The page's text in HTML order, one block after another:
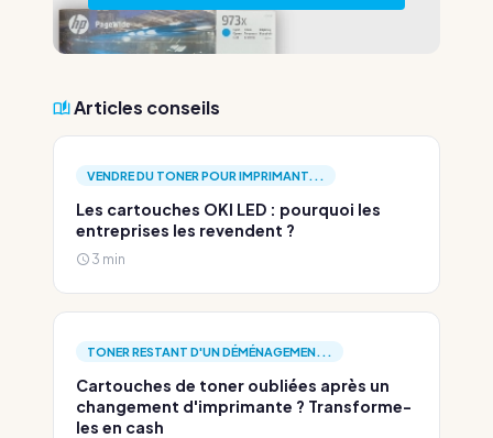
Articles conseils
VENDRE DU TONER POUR IMPRIMANT...
Les cartouches OKI LED : pourquoi les
entreprises les revendent ?
3 min
TONER RESTANT D'UN DÉMÉNAGEMEN...
Cartouches de toner oubliées après un
changement d'imprimante ? Transforme-
les en cash